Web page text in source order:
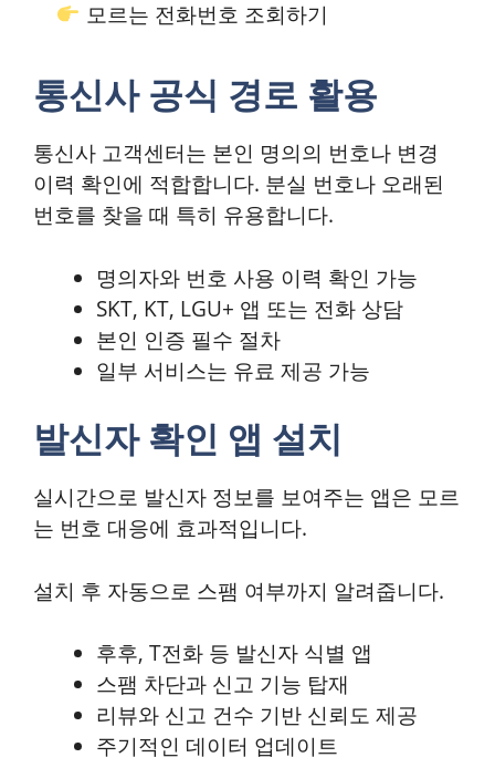
모르는 전화번호 조회하기
통신사 공식 경로 활용
통신사 고객센터는 본인 명의의 번호나 변경
이력 확인에 적합합니다. 분실 번호나 오래된
번호를 찾을 때 특히 유용합니다.
명의자와 번호 사용 이력 확인 가능
SKT, KT, LGU+ 앱 또는 전화 상담
본인 인증 필수 절차
일부 서비스는 유료 제공 가능
발신자 확인 앱 설치
실시간으로 발신자 정보를 보여주는 앱은 모르
는 번호 대응에 효과적입니다.
설치 후 자동으로 스팸 여부까지 알려줍니다.
후후, T전화 등 발신자 식별 앱
스팸 차단과 신고 기능 탑재
리뷰와 신고 건수 기반 신뢰도 제공
주기적인 데이터 업데이트